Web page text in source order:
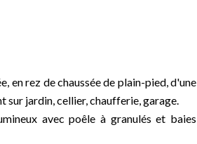
rez de chaussée de plain-pied, d'une
sur jardin, cellier, chaufferie, garage.
avec poêle à granulés et baies